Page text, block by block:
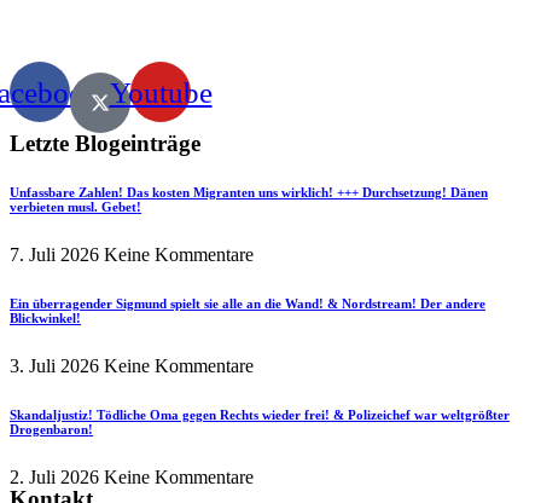
Youtube
Letzte Blogeinträge
Unfassbare Zahlen! Das kosten Migranten uns wirklich! +++ Durchsetzung! Dänen
verbieten musl. Gebet!
7. Juli 2026 Keine Kommentare
Ein überragender Sigmund spielt sie alle an die Wand! & Nordstream! Der andere
Blickwinkel!
3. Juli 2026 Keine Kommentare
Skandaljustiz! Tödliche Oma gegen Rechts wieder frei! & Polizeichef war weltgrößter
Drogenbaron!
2. Juli 2026 Keine Kommentare